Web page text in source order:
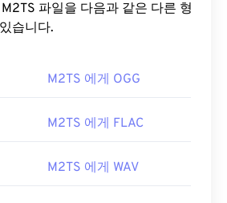
습니다.
M2TS 에게 OGG
M2TS 에게 FLAC
M2TS 에게 WAV